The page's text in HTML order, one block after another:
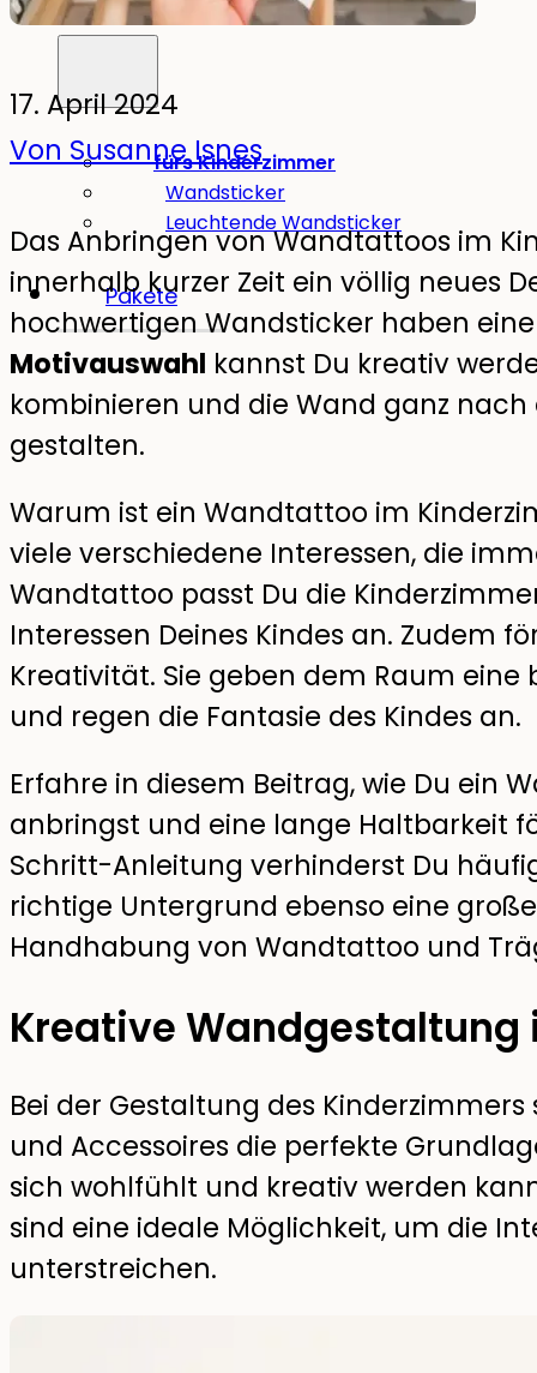
Kinderzimmer
fürs Kinderzimmer
Wandsticker
Leuchtende Wandsticker
Pakete
17. April 2024
Von Susanne Isnes
Das Anbringen von Wandtattoos im
innerhalb kurzer Zeit ein völlig neues
hochwertigen Wandsticker haben
Motivauswahl kannst Du kreativ
kombinieren und die Wand ganz
gestalten.
Warum ist ein Wandtattoo im
viele verschiedene Interessen, die
Wandtattoo passt Du die
Interessen Deines Kindes an. Zudem
Kreativität. Sie geben dem Raum
und regen die Fantasie des Kindes an.
Erfahre in diesem Beitrag, wie Du ein
anbringst und eine lange Haltbarkeit
Schritt-Anleitung verhinderst Du
richtige Untergrund ebenso eine
Handhabung von Wandtattoo und
Kreative Wandgestaltung
Bei der Gestaltung des
und Accessoires die perfekte
sich wohlfühlt und kreativ werden
sind eine ideale Möglichkeit, um die
unterstreichen.